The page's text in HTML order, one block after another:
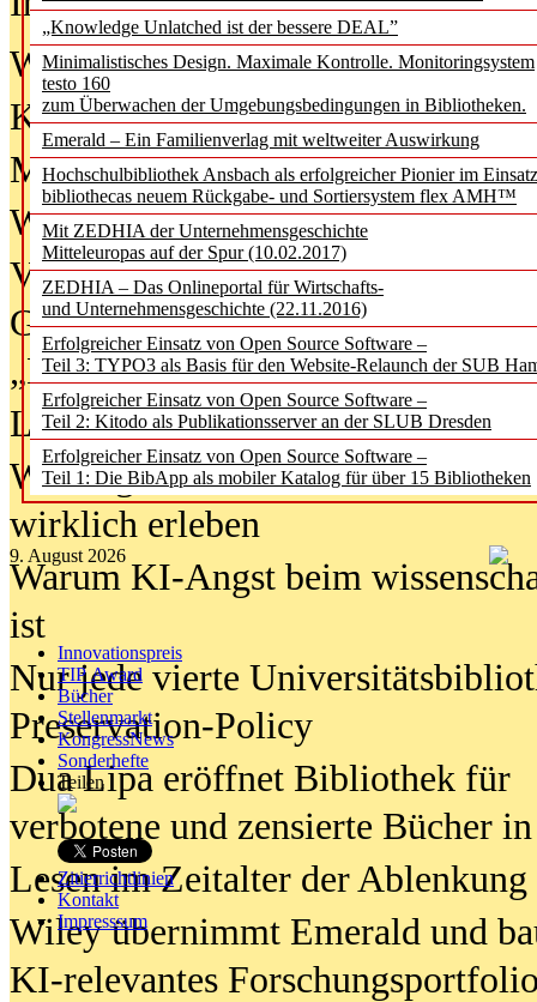
„Knowledge Unlatched ist der bessere DEAL”
Minimalistisches Design. Maximale Kontrolle. Monitoringsystem
testo 160
zum Überwachen der Umgebungsbedingungen in Bibliotheken.
Emerald – Ein Familienverlag mit weltweiter Auswirkung
Hochschulbibliothek Ansbach als erfolgreicher Pionier im
bibliothecas neuem Rückgabe- und Sortiersystem flex AMH™
Mit ZEDHIA der Unternehmensgeschichte
Mitteleuropas auf der Spur (10.02.2017)
ZEDHIA – Das Onlineportal für Wirtschafts-
und Unternehmensgeschichte (22.11.2016)
Erfolgreicher Einsatz von Open Source Software –
Teil 3: TYPO3 als Basis für den Website-Relaunch der SUB
Erfolgreicher Einsatz von Open Source Software –
Teil 2: Kitodo als Publikationsserver an der SLUB Dresden
Erfolgreicher Einsatz von Open Source Software –
Teil 1: Die BibApp als mobiler Katalog für über 15 Bibliotheken
9. August 2026
Innovationspreis
TIP Award
Bücher
Stellenmarkt
KongressNews
Sonderhefte
Teilen
Zitierrichtlinien
Kontakt
Impresssum
Was Hochschul­bibliotheken von
Kinder in der digitalen Welt
Metadaten als Infrastruktur
Wenn Bots katalogisieren
Von Abschlusskleidern bis
Geisterjagd-Ausrüstung in der
„Library of Things“ unterwegs
Lesen als Infrastrukturaufgabe
Wie Jugendliche Social Media
wirklich erleben
Warum KI-Angst beim
ist
Nur jede vierte
Preservation-Policy
Dua Lipa eröffnet Bibliothek für
verbotene und zensierte Bücher
Lesen im Zeitalter der Ablenkung
Wiley übernimmt Emerald und
KI-relevantes